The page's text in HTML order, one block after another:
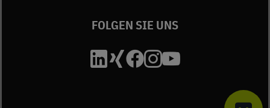
FOLGEN SIE UNS
Die Unfallkasse
Die Unfallkasse
Die Unfallkasse
DieDie